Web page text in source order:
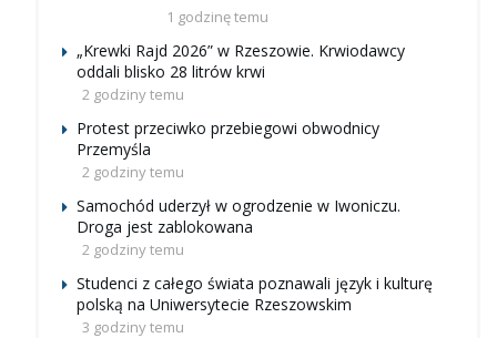
1 godzinę temu
„Krewki Rajd 2026” w Rzeszowie. Krwiodawcy
oddali blisko 28 litrów krwi
2 godziny temu
Protest przeciwko przebiegowi obwodnicy
Przemyśla
2 godziny temu
Samochód uderzył w ogrodzenie w Iwoniczu.
Droga jest zablokowana
2 godziny temu
Studenci z całego świata poznawali język i kulturę
polską na Uniwersytecie Rzeszowskim
3 godziny temu